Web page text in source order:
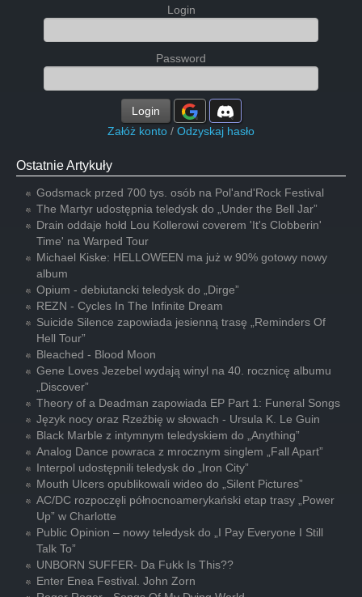
Login
Password
Login
Załóż konto / Odzyskaj hasło
Ostatnie Artykuły
Godsmack przed 700 tys. osób na Pol'and'Rock Festival
The Martyr udostępnia teledysk do „Under the Bell Jar”
Drain oddaje hołd Lou Kollerowi coverem 'It's Clobberin'
Time' na Warped Tour
Michael Kiske: HELLOWEEN ma już w 90% gotowy nowy
album
Opium - debiutancki teledysk do „Dirge”
REZN - Cycles In The Infinite Dream
Suicide Silence zapowiada jesienną trasę „Reminders Of
Hell Tour”
Bleached - Blood Moon
Gene Loves Jezebel wydają winyl na 40. rocznicę albumu
„Discover”
Theory of a Deadman zapowiada EP Part 1: Funeral Songs
Język nocy oraz Rzeźbię w słowach - Ursula K. Le Guin
Black Marble z intymnym teledyskiem do „Anything”
Analog Dance powraca z mrocznym singlem „Fall Apart”
Interpol udostępnili teledysk do „Iron City”
Mouth Ulcers opublikowali wideo do „Silent Pictures”
AC/DC rozpoczęli północnoamerykański etap trasy „Power
Up” w Charlotte
Public Opinion – nowy teledysk do „I Pay Everyone I Still
Talk To”
UNBORN SUFFER- Da Fukk Is This??
Enter Enea Festival. John Zorn